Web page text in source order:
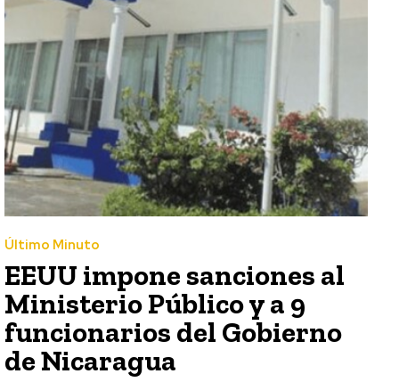
Último Minuto
EEUU impone sanciones al
Ministerio Público y a 9
funcionarios del Gobierno
de Nicaragua